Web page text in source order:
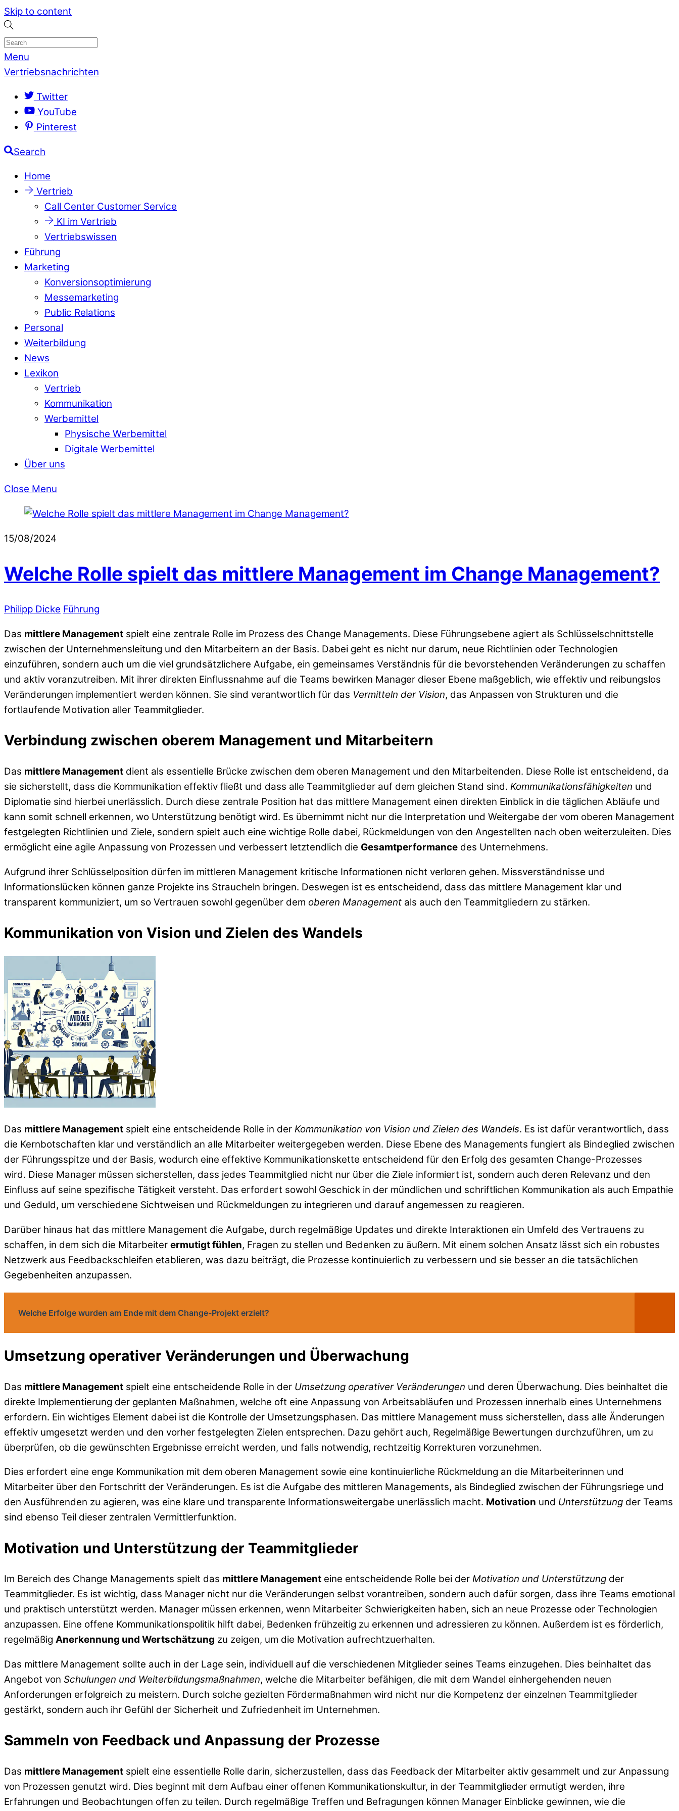
Skip to content
Menu
Vertriebsnachrichten
Twitter
YouTube
Pinterest
Search
Home
Vertrieb
Call Center Customer Service
KI im Vertrieb
Vertriebswissen
Führung
Marketing
Konversionsoptimierung
Messemarketing
Public Relations
Personal
Weiterbildung
News
Lexikon
Vertrieb
Kommunikation
Werbemittel
Physische Werbemittel
Digitale Werbemittel
Über uns
Close Menu
15/08/2024
Welche Rolle spielt das mittlere Management im Change Management?
Philipp Dicke Führung
Das mittlere Management spielt eine zentrale Rolle im Prozess des Change Managements. Diese Führungsebene agiert als Schlüsselschnittstelle
zwischen der Unternehmensleitung und den Mitarbeitern an der Basis. Dabei geht es nicht nur darum, neue Richtlinien oder Technologien
einzuführen, sondern auch um die viel grundsätzlichere Aufgabe, ein gemeinsames Verständnis für die bevorstehenden Veränderungen zu schaffen
und aktiv voranzutreiben. Mit ihrer direkten Einflussnahme auf die Teams bewirken Manager dieser Ebene maßgeblich, wie effektiv und reibungslos
Veränderungen implementiert werden können. Sie sind verantwortlich für das Vermitteln der Vision, das Anpassen von Strukturen und die
fortlaufende Motivation aller Teammitglieder.
Verbindung zwischen oberem Management und Mitarbeitern
Das mittlere Management dient als essentielle Brücke zwischen dem oberen Management und den Mitarbeitenden. Diese Rolle ist entscheidend, da
sie sicherstellt, dass die Kommunikation effektiv fließt und dass alle Teammitglieder auf dem gleichen Stand sind. Kommunikationsfähigkeiten und
Diplomatie sind hierbei unerlässlich. Durch diese zentrale Position hat das mittlere Management einen direkten Einblick in die täglichen Abläufe und
kann somit schnell erkennen, wo Unterstützung benötigt wird. Es übernimmt nicht nur die Interpretation und Weitergabe der vom oberen Management
festgelegten Richtlinien und Ziele, sondern spielt auch eine wichtige Rolle dabei, Rückmeldungen von den Angestellten nach oben weiterzuleiten. Dies
ermöglicht eine agile Anpassung von Prozessen und verbessert letztendlich die Gesamtperformance des Unternehmens.
Aufgrund ihrer Schlüsselposition dürfen im mittleren Management kritische Informationen nicht verloren gehen. Missverständnisse und
Informationslücken können ganze Projekte ins Straucheln bringen. Deswegen ist es entscheidend, dass das mittlere Management klar und
transparent kommuniziert, um so Vertrauen sowohl gegenüber dem oberen Management als auch den Teammitgliedern zu stärken.
Kommunikation von Vision und Zielen des Wandels
Das mittlere Management spielt eine entscheidende Rolle in der Kommunikation von Vision und Zielen des Wandels. Es ist dafür verantwortlich, dass
die Kernbotschaften klar und verständlich an alle Mitarbeiter weitergegeben werden. Diese Ebene des Managements fungiert als Bindeglied zwischen
der Führungsspitze und der Basis, wodurch eine effektive Kommunikationskette entscheidend für den Erfolg des gesamten Change-Prozesses
wird. Diese Manager müssen sicherstellen, dass jedes Teammitglied nicht nur über die Ziele informiert ist, sondern auch deren Relevanz und den
Einfluss auf seine spezifische Tätigkeit versteht. Das erfordert sowohl Geschick in der mündlichen und schriftlichen Kommunikation als auch Empathie
und Geduld, um verschiedene Sichtweisen und Rückmeldungen zu integrieren und darauf angemessen zu reagieren.
Darüber hinaus hat das mittlere Management die Aufgabe, durch regelmäßige Updates und direkte Interaktionen ein Umfeld des Vertrauens zu
schaffen, in dem sich die Mitarbeiter ermutigt fühlen, Fragen zu stellen und Bedenken zu äußern. Mit einem solchen Ansatz lässt sich ein robustes
Netzwerk aus Feedbackschleifen etablieren, was dazu beiträgt, die Prozesse kontinuierlich zu verbessern und sie besser an die tatsächlichen
Gegebenheiten anzupassen.
Welche Erfolge wurden am Ende mit dem Change-Projekt erzielt?
Umsetzung operativer Veränderungen und Überwachung
Das mittlere Management spielt eine entscheidende Rolle in der Umsetzung operativer Veränderungen und deren Überwachung. Dies beinhaltet die
direkte Implementierung der geplanten Maßnahmen, welche oft eine Anpassung von Arbeitsabläufen und Prozessen innerhalb eines Unternehmens
erfordern. Ein wichtiges Element dabei ist die Kontrolle der Umsetzungsphasen. Das mittlere Management muss sicherstellen, dass alle Änderungen
effektiv umgesetzt werden und den vorher festgelegten Zielen entsprechen. Dazu gehört auch, Regelmäßige Bewertungen durchzuführen, um zu
überprüfen, ob die gewünschten Ergebnisse erreicht werden, und falls notwendig, rechtzeitig Korrekturen vorzunehmen.
Dies erfordert eine enge Kommunikation mit dem oberen Management sowie eine kontinuierliche Rückmeldung an die Mitarbeiterinnen und
Mitarbeiter über den Fortschritt der Veränderungen. Es ist die Aufgabe des mittleren Managements, als Bindeglied zwischen der Führungsriege und
den Ausführenden zu agieren, was eine klare und transparente Informationsweitergabe unerlässlich macht. Motivation und Unterstützung der Teams
sind ebenso Teil dieser zentralen Vermittlerfunktion.
Motivation und Unterstützung der Teammitglieder
Im Bereich des Change Managements spielt das mittlere Management eine entscheidende Rolle bei der Motivation und Unterstützung der
Teammitglieder. Es ist wichtig, dass Manager nicht nur die Veränderungen selbst vorantreiben, sondern auch dafür sorgen, dass ihre Teams emotional
und praktisch unterstützt werden. Manager müssen erkennen, wenn Mitarbeiter Schwierigkeiten haben, sich an neue Prozesse oder Technologien
anzupassen. Eine offene Kommunikationspolitik hilft dabei, Bedenken frühzeitig zu erkennen und adressieren zu können. Außerdem ist es förderlich,
regelmäßig Anerkennung und Wertschätzung zu zeigen, um die Motivation aufrechtzuerhalten.
Das mittlere Management sollte auch in der Lage sein, individuell auf die verschiedenen Mitglieder seines Teams einzugehen. Dies beinhaltet das
Angebot von Schulungen und Weiterbildungsmaßnahmen, welche die Mitarbeiter befähigen, die mit dem Wandel einhergehenden neuen
Anforderungen erfolgreich zu meistern. Durch solche gezielten Fördermaßnahmen wird nicht nur die Kompetenz der einzelnen Teammitglieder
gestärkt, sondern auch ihr Gefühl der Sicherheit und Zufriedenheit im Unternehmen.
Sammeln von Feedback und Anpassung der Prozesse
Das mittlere Management spielt eine essentielle Rolle darin, sicherzustellen, dass das Feedback der Mitarbeiter aktiv gesammelt und zur Anpassung
von Prozessen genutzt wird. Dies beginnt mit dem Aufbau einer offenen Kommunikationskultur, in der Teammitglieder ermutigt werden, ihre
Erfahrungen und Beobachtungen offen zu teilen. Durch regelmäßige Treffen und Befragungen können Manager Einblicke gewinnen, wie die